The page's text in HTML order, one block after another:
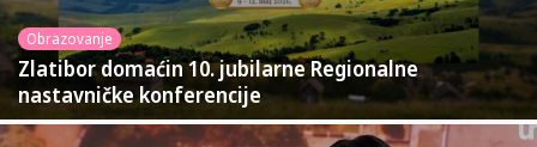
Obrazovanje
Zlatibor domaćin 10. jubilarne Regionalne
nastavničke konferencije